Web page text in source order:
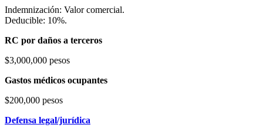
Indemnización: Valor comercial.
Deducible: 10%.
RC por daños a terceros
$3,000,000 pesos
Gastos médicos ocupantes
$200,000 pesos
Defensa legal/jurídica